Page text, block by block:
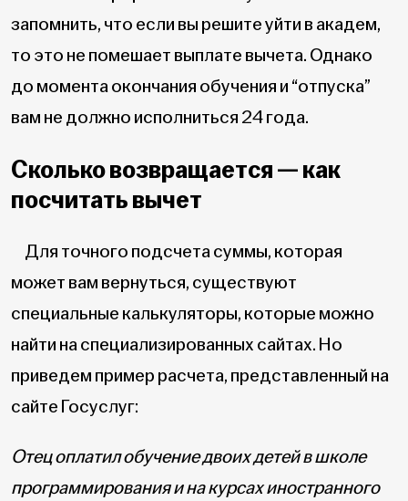
запомнить, что если вы решите уйти в академ,
то это не помешает выплате вычета. Однако
до момента окончания обучения и “отпуска”
вам не должно исполниться 24 года.
Сколько возвращается — как
посчитать вычет
Для точного подсчета суммы, которая
может вам вернуться, существуют
специальные калькуляторы, которые можно
найти на специализированных сайтах. Но
приведем пример расчета, представленный на
сайте Госуслуг:
Отец оплатил обучение двоих детей в школе
программирования и на курсах иностранного